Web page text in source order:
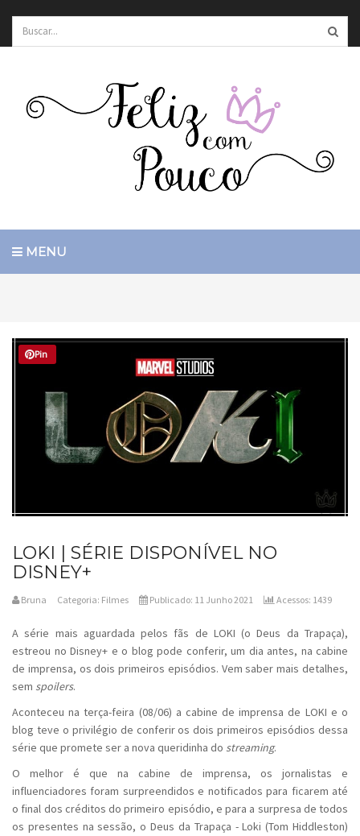
MENU
Pin
LOKI | SÉRIE DISPONÍVEL NO
DISNEY+
Bruna Categoria: Filmes Publicado: 11 Junho 2021 Acessos: 1439
A série mais aguardada pelos fãs de LOKI (o Deus da Trapaça),
estreou no Disney+ e o blog pode conferir, um dia antes, na cabine
de imprensa, os dois primeiros episódios. Vem saber mais detalhes,
sem spoilers.
Aconteceu na terça-feira (08/06) a cabine de imprensa de LOKI e o
blog teve o privilégio de conferir os dois primeiros episódios dessa
série que promete ser a nova queridinha do streaming.
O melhor é que na cabine de imprensa, os jornalistas e
influenciadores foram surpreendidos e notificados para ficarem até
o final dos créditos do primeiro episódio, e para a surpresa de todos
os presentes na sessão, o Deus da Trapaça - Loki (Tom Hiddleston)